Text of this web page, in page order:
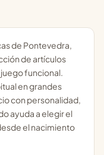
de Pontevedra,
de artículos
funcional.
en grandes
con personalidad,
ayuda a elegir el
el nacimiento